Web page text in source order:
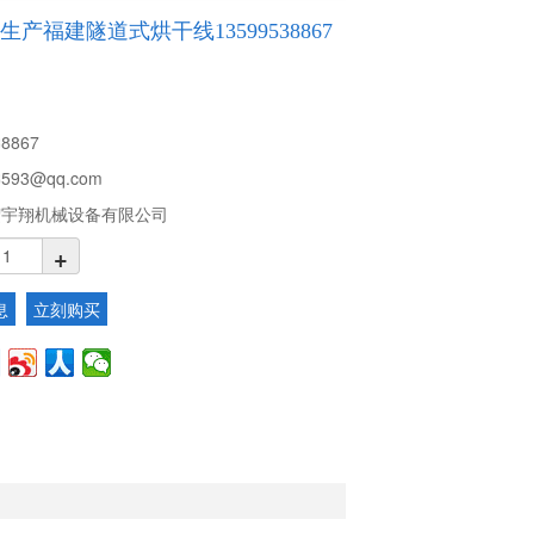
产福建隧道式烘干线13599538867
翔机械设备有限公司
+
立刻购买